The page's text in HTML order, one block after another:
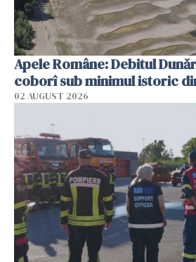
Apele Române: Debitul
coborî sub minimul istoric
02 AUGUST 2026